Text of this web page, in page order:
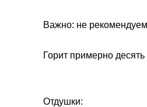
Важно: не
Горит примерно десять
Отдушки: